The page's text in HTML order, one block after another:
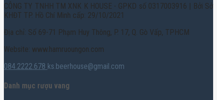
CÔNG TY TNHH TM XNK K HOUSE - GPKD số 0317003916 | Bởi Sở
KHĐT TP. Hồ Chí Minh cấp: 29/10/2021
Địa chỉ: Số 69-71 Phạm Huy Thông, P. 17, Q. Gò Vấp, TPHCM
Website: www.hamruoungon.com
084.2222.678 ks.beerhouse@gmail.com
Danh mục rượu vang